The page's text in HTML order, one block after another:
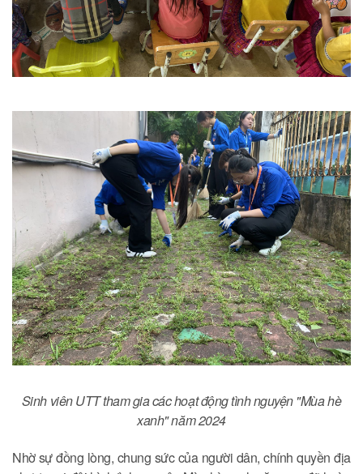
Sinh viên UTT tham gia các hoạt động tình nguyện "Mùa hè
xanh" năm 2024
Nhờ sự đồng lòng, chung sức của người dân, chính quyền địa